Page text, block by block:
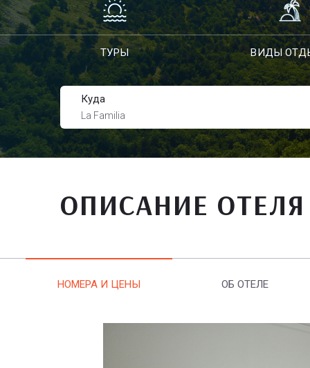
ТУРЫ ВИДЫ
Куда
La Familia
ОПИСАНИЕ ОТЕЛЯ
НОМЕРА И ЦЕНЫ ОБ ОТЕЛЕ